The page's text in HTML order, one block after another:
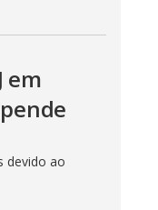
em
devido ao